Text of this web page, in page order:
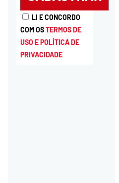
LI E CONCORDO
COM OSTERMOS DE
USO E POLÍTICA DE
PRIVACIDADE